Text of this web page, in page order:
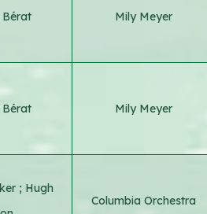
Bérat Mily Meyer
Bérat Mily Meyer
; Hugh
Columbia Orchestra